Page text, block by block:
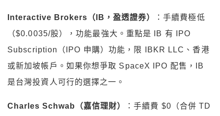
Interactive Brokers（IB，盈透證券）
：手續費極低
（$0.0035/股），功能最強大。重點是 IB 有 IPO
Subscription（IPO 申購）功能，限 IBKR LLC、香港
或新加坡帳戶。如果你想爭取 SpaceX IPO 配售，IB
是台灣投資人可行的選擇之一。
Charles Schwab（嘉信理財）
：手續費 $0（合併 TD